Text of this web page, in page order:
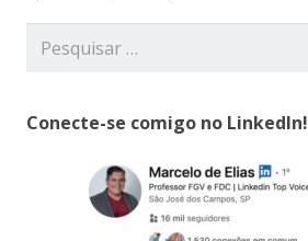
Pesquisar
Conecte-se comigo no LinkedIn!